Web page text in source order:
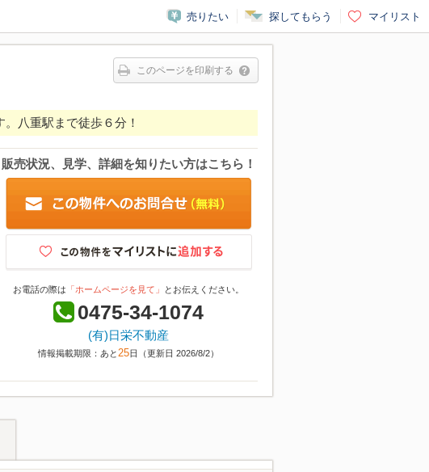
売りたい 探してもらう マイリスト
このページを印刷する
八重駅まで徒歩６分！
販売状況、見学、詳細を知りたい方はこちら！
お電話の際は 「ホームページを見て」 とお伝えください。
0475-34-1074
(有)日栄不動産
情報掲載期限：あと25日（更新日 2026/8/2）